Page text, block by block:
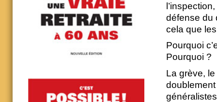
défense du
cela que
Pourquoi
Pourquoi ?
La grève,